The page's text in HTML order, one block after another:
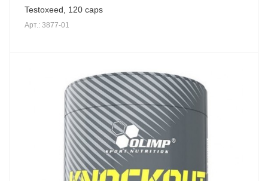
Testoxeed, 120 caps
Арт.: 3877-01